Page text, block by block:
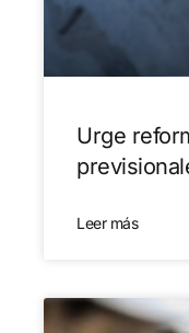
Urge
Leer más